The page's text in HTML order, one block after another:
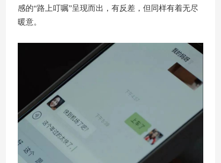
感的“路上叮嘱”呈现而出，有反差，但同样有着无尽
暖意。